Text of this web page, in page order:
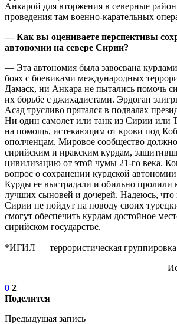
Анкарой для вторжения в северные
проведения там военно-карательных
— Как вы оцениваете перспективы
автономии на севере Сирии?
— Эта автономия была завоевана
боях с боевиками международных
Дамаск, ни Анкара не пытались помочь
их борьбе с джихадистами. Эрдоган
Асад трусливо прятался в подвалах
Ни один самолет или танк из Сирии или
на помощь, истекающим от крови под
ополченцам. Мировое сообщество
сирийским и иракским курдам,
цивилизацию от этой чумы 21-го века.
вопрос о сохранении курдской
Курды ее выстрадали и обильно пролили
лучших сыновей и дочерей. Надеюсь, что
Сирии не пойдут на поводу своих
смогут обеспечить курдам достойное
сирийском государстве.
*ИГИЛ — террористическая
0 2
Поделится
Предыдущая запись